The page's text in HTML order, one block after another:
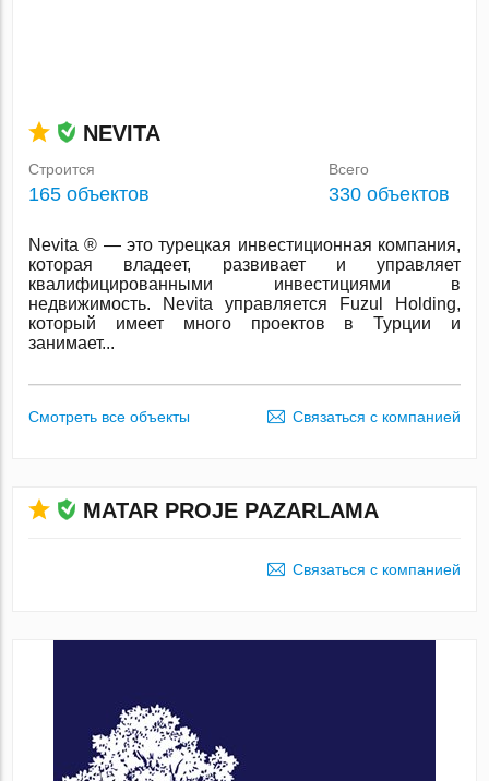
NEVITA
Строится
165 объектов
Всего
330 объектов
Nevita ® — это турецкая инвестиционная компания,
которая владеет, развивает и управляет
квалифицированными инвестициями в
недвижимость. Nevita управляется Fuzul Holding,
который имеет много проектов в Турции и
занимает...
Смотреть все объекты Связаться с компанией
MATAR PROJE PAZARLAMA
Связаться с компанией